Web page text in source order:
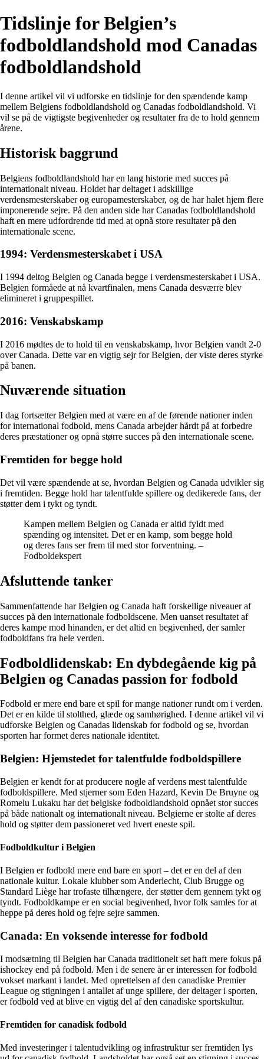
Tidslinje for Belgien’s
fodboldlandshold mod Canadas
fodboldlandshold
I denne artikel vil vi udforske en tidslinje for den spændende kamp
mellem Belgiens fodboldlandshold og Canadas fodboldlandshold. Vi
vil se på de vigtigste begivenheder og resultater fra de to hold gennem
årene.
Historisk baggrund
Belgiens fodboldlandshold har en lang historie med succes på
internationalt niveau. Holdet har deltaget i adskillige
verdensmesterskaber og europamesterskaber, og de har halet hjem flere
imponerende sejre. På den anden side har Canadas fodboldlandshold
haft en mere udfordrende tid med at opnå store resultater på den
internationale scene.
1994: Verdensmesterskabet i USA
I 1994 deltog Belgien og Canada begge i verdensmesterskabet i USA.
Belgien formåede at nå kvartfinalen, mens Canada desværre blev
elimineret i gruppespillet.
2016: Venskabskamp
I 2016 mødtes de to hold til en venskabskamp, hvor Belgien vandt 2-0
over Canada. Dette var en vigtig sejr for Belgien, der viste deres styrke
på banen.
Nuværende situation
I dag fortsætter Belgien med at være en af de førende nationer inden
for international fodbold, mens Canada arbejder hårdt på at forbedre
deres præstationer og opnå større succes på den internationale scene.
Fremtiden for begge hold
Det vil være spændende at se, hvordan Belgien og Canada udvikler sig
i fremtiden. Begge hold har talentfulde spillere og dedikerede fans, der
støtter dem i tykt og tyndt.
Kampen mellem Belgien og Canada er altid fyldt med
spænding og intensitet. Det er en kamp, som begge hold
og deres fans ser frem til med stor forventning. –
Fodboldekspert
Afsluttende tanker
Sammenfattende har Belgien og Canada haft forskellige niveauer af
succes på den internationale fodboldscene. Men uanset resultatet af
deres kampe mod hinanden, er det altid en begivenhed, der samler
fodboldfans fra hele verden.
Fodboldlidenskab: En dybdegående kig på
Belgien og Canadas passion for fodbold
Fodbold er mere end bare et spil for mange nationer rundt om i verden.
Det er en kilde til stolthed, glæde og samhørighed. I denne artikel vil vi
udforske Belgien og Canadas lidenskab for fodbold og se, hvordan
sporten har formet deres nationale identitet.
Belgien: Hjemstedet for talentfulde fodboldspillere
Belgien er kendt for at producere nogle af verdens mest talentfulde
fodboldspillere. Med stjerner som Eden Hazard, Kevin De Bruyne og
Romelu Lukaku har det belgiske fodboldlandshold opnået stor succes
på både nationalt og internationalt niveau. Belgierne er stolte af deres
hold og støtter dem passioneret ved hvert eneste spil.
Fodboldkultur i Belgien
I Belgien er fodbold mere end bare en sport – det er en del af den
nationale kultur. Lokale klubber som Anderlecht, Club Brugge og
Standard Liège har trofaste tilhængere, der støtter dem gennem tykt og
tyndt. Fodboldkampe er en social begivenhed, hvor folk samles for at
heppe på deres hold og fejre sejre sammen.
Canada: En voksende interesse for fodbold
I modsætning til Belgien har Canada traditionelt set haft mere fokus på
ishockey end på fodbold. Men i de senere år er interessen for fodbold
vokset markant i landet. Med oprettelsen af den canadiske Premier
League og stigningen i antallet af unge spillere, der deltager i sporten,
er fodbold ved at blive en vigtig del af den canadiske sportskultur.
Fremtiden for canadisk fodbold
Med investeringer i talentudvikling og infrastruktur ser fremtiden lys